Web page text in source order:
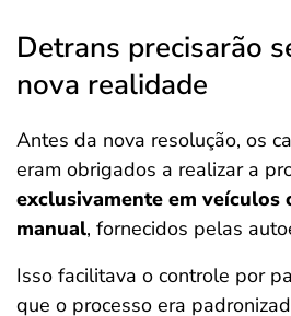
Detrans precisarão
nova realidade
Antes da nova resolução, os
eram obrigados a realizar a
exclusivamente em veículos
manual, fornecidos pelas
Isso facilitava o controle por
que o processo era